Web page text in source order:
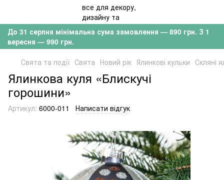
До 31 серпня мінімальна сума замовлення — 890 грн. З 1
вересня — 990 грн.
Свята та події Свята Новий рік Ялинкові кульки Скляні
Ялинкова куля «Блискучі
горошини»
Артикул: 6000-011 Написати відгук